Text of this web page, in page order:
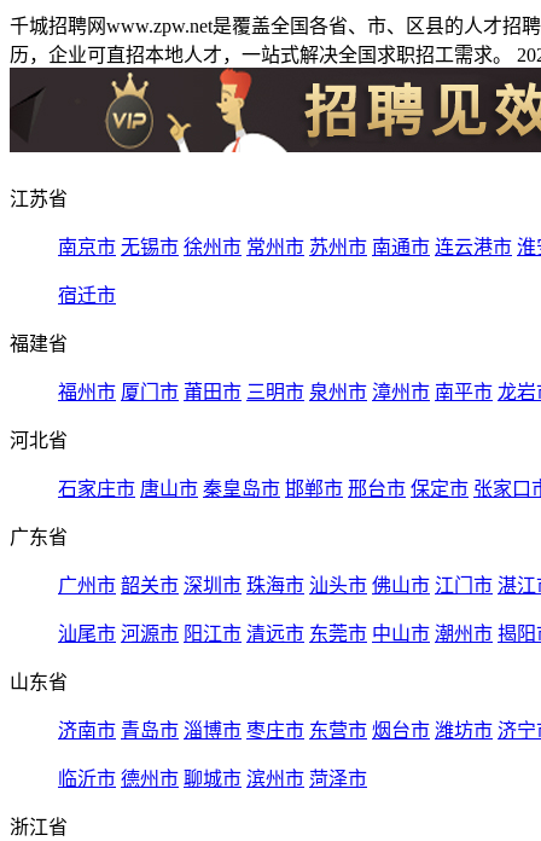
千城招聘网www.zpw.net是覆盖全国各省、市、区县的人才
历，企业可直招本地人才，一站式解决全国求职招工需求。
江苏省
南京市 无锡市 徐州市 常州市 苏州市 南通市 连云港市 淮
宿迁市
福建省
福州市 厦门市 莆田市 三明市 泉州市 漳州市 南平市 龙岩
河北省
石家庄市 唐山市 秦皇岛市 邯郸市 邢台市 保定市 张家口
广东省
广州市 韶关市 深圳市 珠海市 汕头市 佛山市 江门市 湛江
汕尾市 河源市 阳江市 清远市 东莞市 中山市 潮州市 揭阳
山东省
济南市 青岛市 淄博市 枣庄市 东营市 烟台市 潍坊市 济宁
临沂市 德州市 聊城市 滨州市 菏泽市
浙江省